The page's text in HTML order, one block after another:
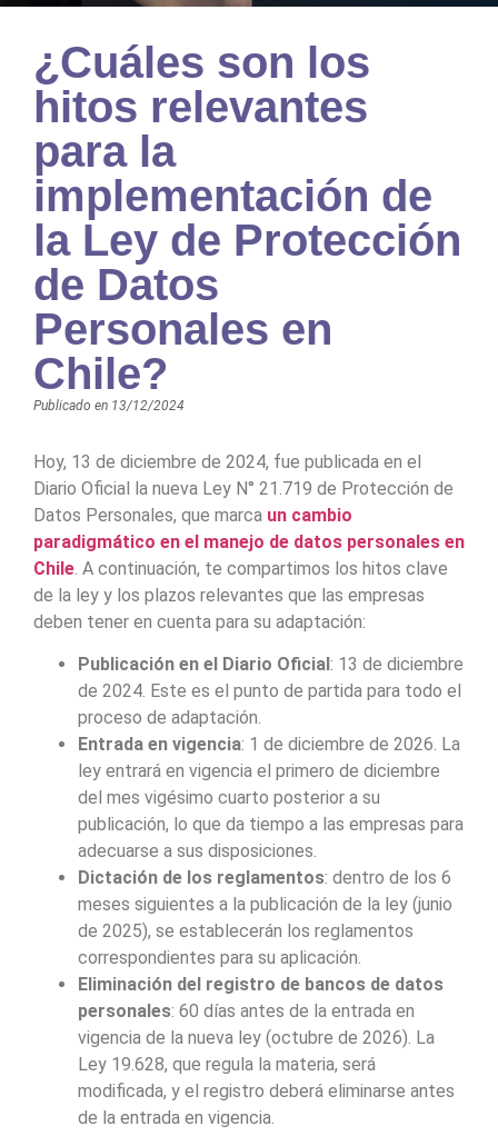
¿Cuáles son los
hitos relevantes
para la
implementación de
la Ley de Protección
de Datos
Personales en
Chile?
Publicado en 13/12/2024
Hoy, 13 de diciembre de 2024, fue publicada en el
Diario Oficial la nueva Ley N° 21.719 de Protección de
Datos Personales, que marca un cambio
paradigmático en el manejo de datos personales en
Chile . A continuación, te compartimos los hitos clave
de la ley y los plazos relevantes que las empresas
deben tener en cuenta para su adaptación:
Publicación en el Diario Oficial: 13 de diciembre
de 2024. Este es el punto de partida para todo el
proceso de adaptación.
Entrada en vigencia: 1 de diciembre de 2026. La
ley entrará en vigencia el primero de diciembre
del mes vigésimo cuarto posterior a su
publicación, lo que da tiempo a las empresas para
adecuarse a sus disposiciones.
Dictación de los reglamentos: dentro de los 6
meses siguientes a la publicación de la ley (junio
de 2025), se establecerán los reglamentos
correspondientes para su aplicación.
Eliminación del registro de bancos de datos
personales: 60 días antes de la entrada en
vigencia de la nueva ley (octubre de 2026). La
Ley 19.628, que regula la materia, será
modificada, y el registro deberá eliminarse antes
de la entrada en vigencia.